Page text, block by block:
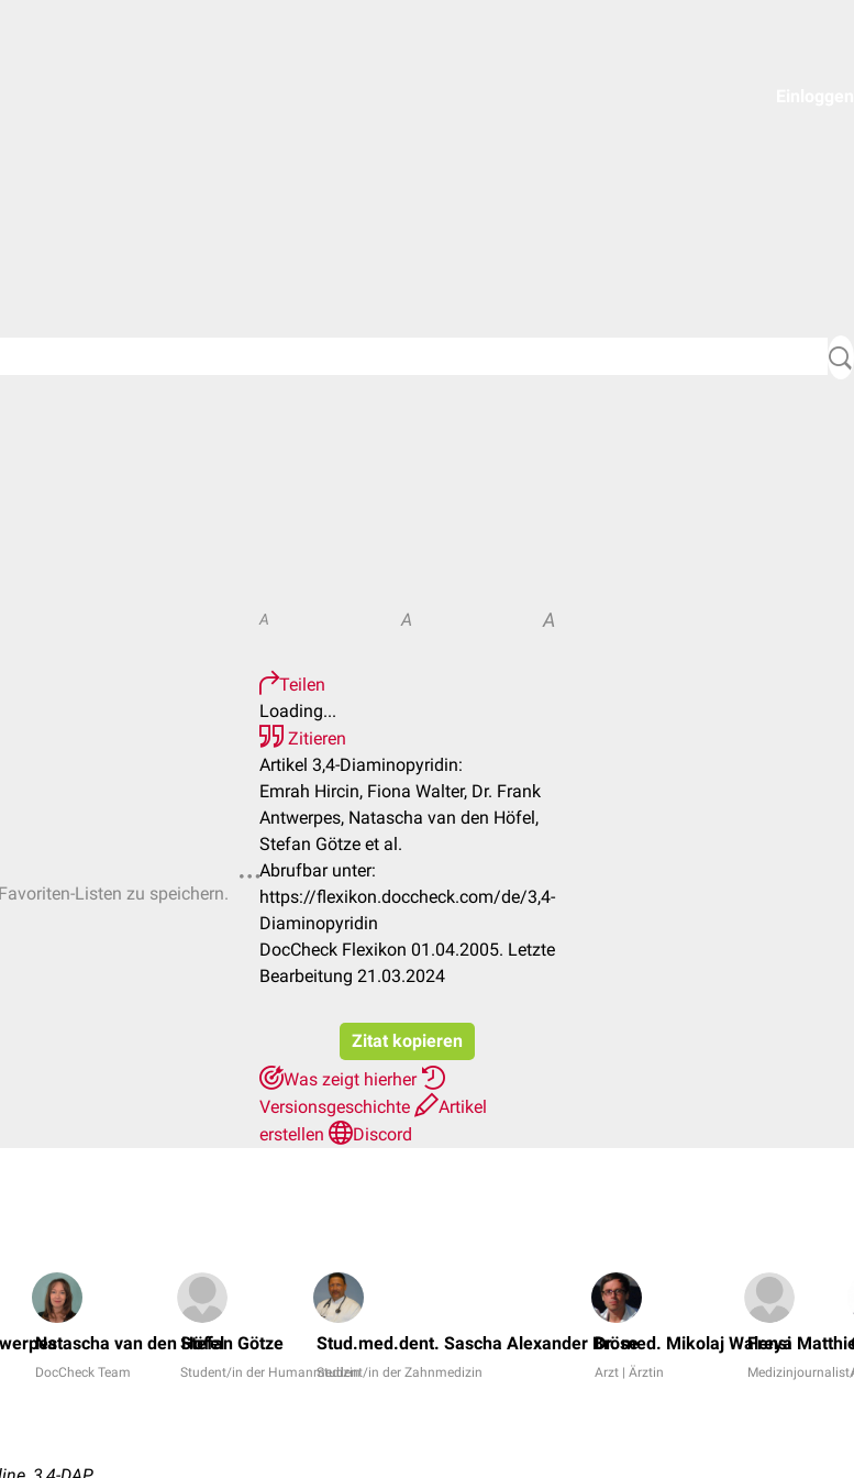
Listen zu speichern.
A A A
Teilen
Loading...
Zitieren
Artikel 3,4-Diaminopyridin:
Emrah Hircin, Fiona Walter, Dr. Frank
Antwerpes, Natascha van den Höfel,
Stefan Götze et al.
Abrufbar unter:
https://flexikon.doccheck.com/de/3,4-
Diaminopyridin
DocCheck Flexikon 01.04.2005. Letzte
Bearbeitung 21.03.2024
Zitat kopieren
Was zeigt hierher
Versionsgeschichte
Artikel
erstellen
Discord
Natascha van den Höfel
DocCheck Team
Stefan Götze
Student/in der Humanmedizin
Stud.med.dent. Sascha Alexander Bröse
Student/in der Zahnmedizin
Dr. med. Mikolaj Walensi
Arzt | Ärztin
Freya